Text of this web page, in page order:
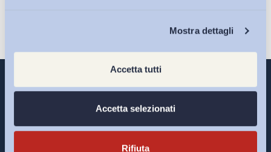
Mostra dettagli
Accetta tutti
Accetta selezionati
Rifiuta
Interventi ADAPT